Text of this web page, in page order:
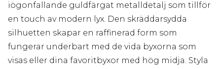
iögonfallande guldfärgat metalldetalj som tillför
en touch av modern lyx. Den skräddarsydda
silhuetten skapar en raffinerad form som
fungerar underbart med de vida byxorna som
visas eller dina favoritbyxor med hög midja. Styla